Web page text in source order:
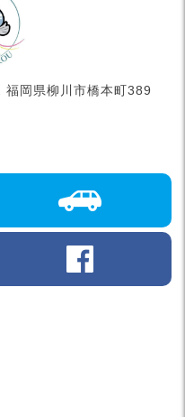
福岡県柳川市橋本町389